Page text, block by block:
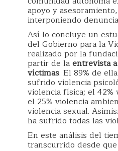
apoyo y
interponiendo
Así lo concluye un
del Gobierno para la
realizado por la
partir de laentrevista
víctimas. El 89% de
sufrido violencia
violencia física; el 42%
el 25% violencia
violencia sexual.
ha sufrido todas las
En este análisis del
transcurrido desde